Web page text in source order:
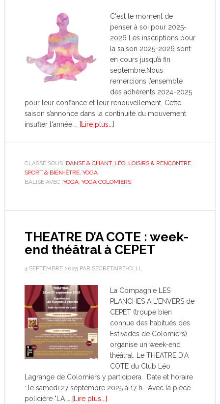
C'est le moment de
penser à soi pour 2025-
2026 Les inscriptions pour
la saison 2025-2026 sont
en cours jusqu’à fin
septembre.Nous
remercions l’ensemble
des adhérents 2024-2025
pour leur confiance et leur renouvellement. Cette
saison s’annonce dans la continuité du mouvement
insufler l'année …
[Lire plus...]
CLASSÉ SOUS :DANSE & CHANT, LÉO, LOISIRS & RENCONTRE,
SPORT & BIEN-ÊTRE, YOGA
BALISÉ AVEC :YOGA, YOGA COLOMIERS
THEATRE D’A COTE : week-
end théâtral à CEPET
4 SEPTEMBRE 2025PAR SECRETAIRE-CLLL
La Compagnie LES
PLANCHES A L'ENVERS de
CEPET (troupe bien
connue des habitués des
Estivades de Colomiers)
organise un week-end
théâtral. Le THEATRE D'A
COTE du Club Léo
Lagrange de Colomiers y participera. Date et horaire
: le samedi 27 septembre 2025 à 17 h. Avec la pièce
policière "LA …
[Lire plus...]